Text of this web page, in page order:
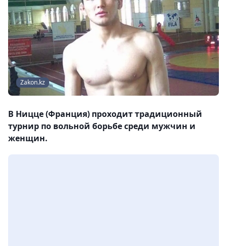
Zakon.kz
В Ницце (Франция) проходит традиционный
турнир по вольной борьбе среди мужчин и
женщин.